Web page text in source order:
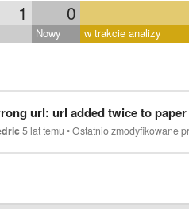
1 0
Nowy w trakcie analizy
url: url added twice to
5 lat temu •Ostatnio zmodyfikowane